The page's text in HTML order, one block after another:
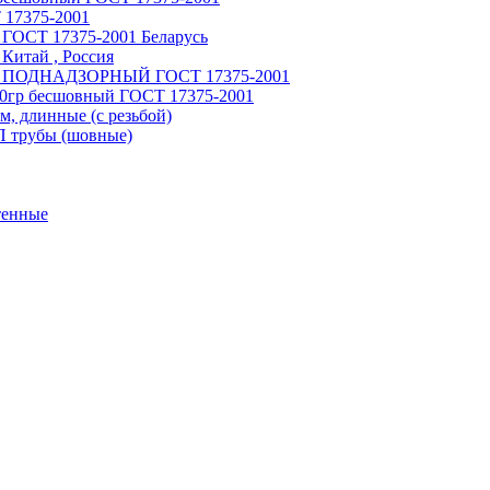
2001
17375-2001 Беларусь
, Россия
ПОДНАДЗОРНЫЙ ГОСТ 17375-2001
бесшовный ГОСТ 17375-2001
длинные (с резьбой)
трубы (шовные)